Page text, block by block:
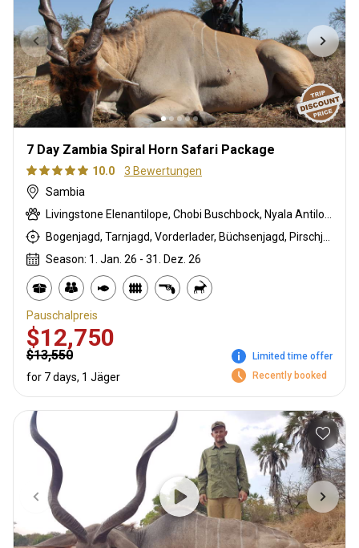
7 Day Zambia Spiral Horn Safari Package
10.0
3 Bewertungen
Sambia
Season: 1. Jan. 26 - 31. Dez. 26
Pauschalpreis
$12,750
$13,550
for 7 days, 1 Jäger
Limited time offer
Recently booked